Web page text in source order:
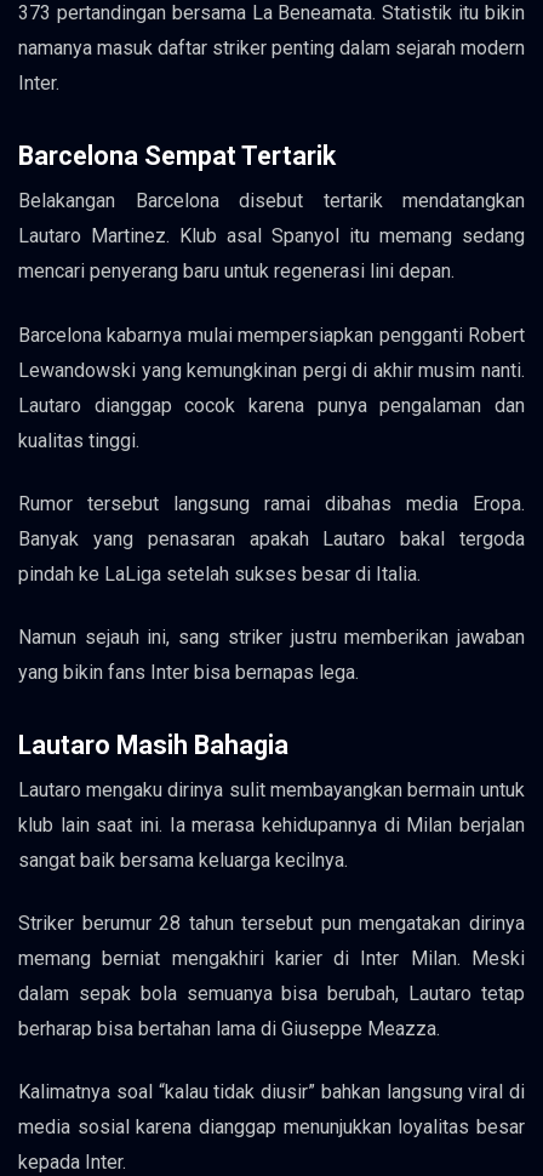
373 pertandingan bersama La Beneamata. Statistik itu bikin
namanya masuk daftar striker penting dalam sejarah modern
Inter.
Barcelona Sempat Tertarik
Belakangan Barcelona disebut tertarik mendatangkan
Lautaro Martinez. Klub asal Spanyol itu memang sedang
mencari penyerang baru untuk regenerasi lini depan.
Barcelona kabarnya mulai mempersiapkan pengganti Robert
Lewandowski yang kemungkinan pergi di akhir musim nanti.
Lautaro dianggap cocok karena punya pengalaman dan
kualitas tinggi.
Rumor tersebut langsung ramai dibahas media Eropa.
Banyak yang penasaran apakah Lautaro bakal tergoda
pindah ke LaLiga setelah sukses besar di Italia.
Namun sejauh ini, sang striker justru memberikan jawaban
yang bikin fans Inter bisa bernapas lega.
Lautaro Masih Bahagia
Lautaro mengaku dirinya sulit membayangkan bermain untuk
klub lain saat ini. Ia merasa kehidupannya di Milan berjalan
sangat baik bersama keluarga kecilnya.
Striker berumur 28 tahun tersebut pun mengatakan dirinya
memang berniat mengakhiri karier di Inter Milan. Meski
dalam sepak bola semuanya bisa berubah, Lautaro tetap
berharap bisa bertahan lama di Giuseppe Meazza.
Kalimatnya soal “kalau tidak diusir” bahkan langsung viral di
media sosial karena dianggap menunjukkan loyalitas besar
kepada Inter.